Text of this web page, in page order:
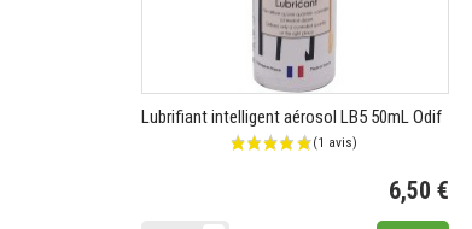
Lubrifiant intelligent aérosol LB5 50mL Odif
6,50 €